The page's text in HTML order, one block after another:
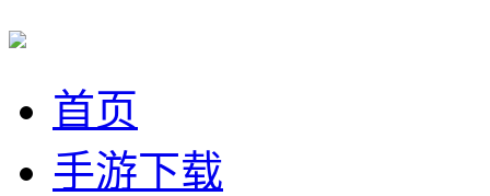
首页
手游下载